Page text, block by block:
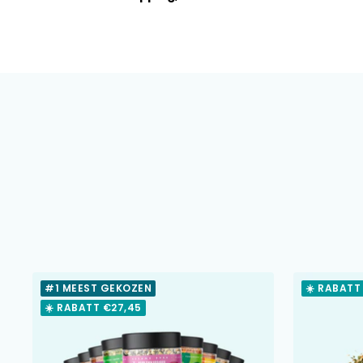
#1 MEEST GEKOZEN
☀️ RABATT €27,45
☀️